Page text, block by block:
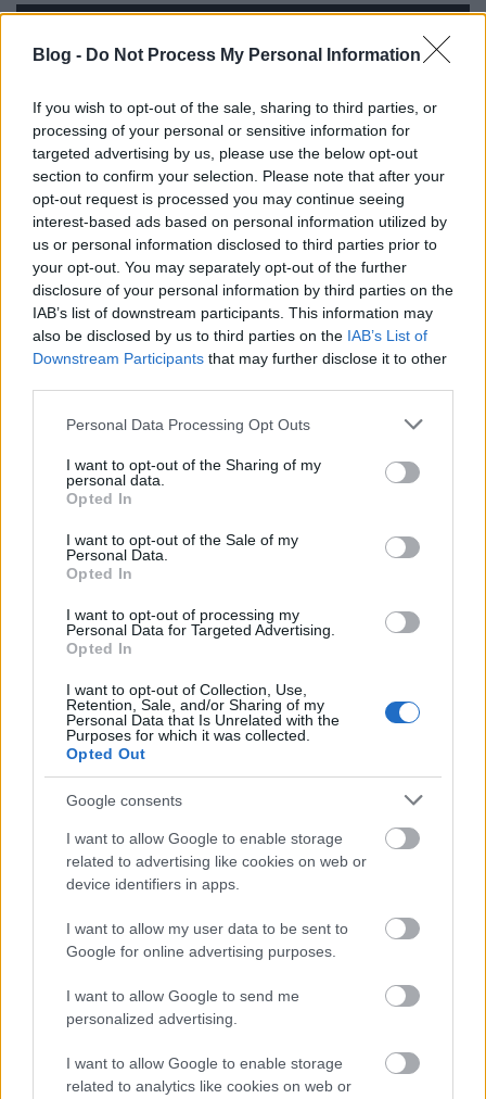
Blog - Do Not Process My Personal Information
If you wish to opt-out of the sale, sharing to third parties, or
processing of your personal or sensitive information for
targeted advertising by us, please use the below opt-out
section to confirm your selection. Please note that after your
opt-out request is processed you may continue seeing
interest-based ads based on personal information utilized by
us or personal information disclosed to third parties prior to
your opt-out. You may separately opt-out of the further
disclosure of your personal information by third parties on the
IAB’s list of downstream participants. This information may
also be disclosed by us to third parties on the IAB’s List of
Downstream Participants that may further disclose it to other
Please note that this website/app uses one or more Google
not limited to your visit or usage behaviour. You may click to
grant or deny consent to Google and its third-party tags to
use your data for below specified purposes in below Google
consent section.
Personal Data Processing Opt Outs
I want to opt-out of the Sharing of my
personal data.
Opted In
I want to opt-out of the Sale of my
Personal Data.
Opted In
I want to opt-out of processing my
Personal Data for Targeted Advertising.
Opted In
I want to opt-out of Collection, Use,
Retention, Sale, and/or Sharing of my
Personal Data that Is Unrelated with the
Purposes for which it was collected.
Opted Out
Google consents
I want to allow Google to enable storage
related to advertising like cookies on web or
device identifiers in apps.
I want to allow my user data to be sent to
Google for online advertising purposes.
I want to allow Google to send me
personalized advertising.
I want to allow Google to enable storage
related to analytics like cookies on web or
Hívása fontos számunkra, de
meddig?!
Meddig lehet elviselni a telefonos ügyfélszolgálatok
liftzenéit és a megnyugtatónak szánt bársonyos gépi